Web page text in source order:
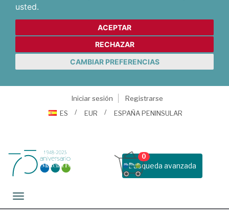
usted.
ACEPTAR
RECHAZAR
CAMBIAR PREFERENCIAS
Iniciar sesión
Registrarse
ES
EUR ESPAÑA PENINSULAR
Busqueda avanzada
0
Toggle navigation